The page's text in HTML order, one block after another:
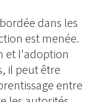
dans les
est menée.
et l'adoption
il peut être
entre